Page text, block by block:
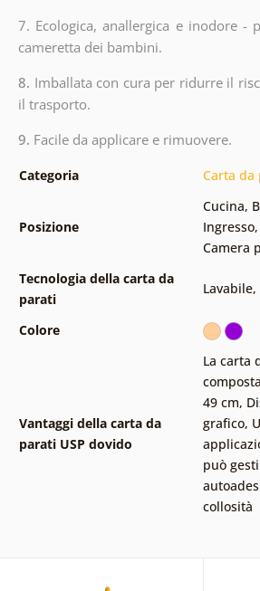
7. Ecologica, anallergica e inodore -
cameretta dei bambini.
8. Imballata con cura per ridurre il
il trasporto.
9. Facile da applicare e rimuovere.
Categoria Carta da
Posizione
Cucina,
Ingresso,
Camera
Tecnologia della carta da
parati
Lavabile,
Colore
Vantaggi della carta da
parati USP dovido
La carta
49 cm,
grafico,
può
collosità